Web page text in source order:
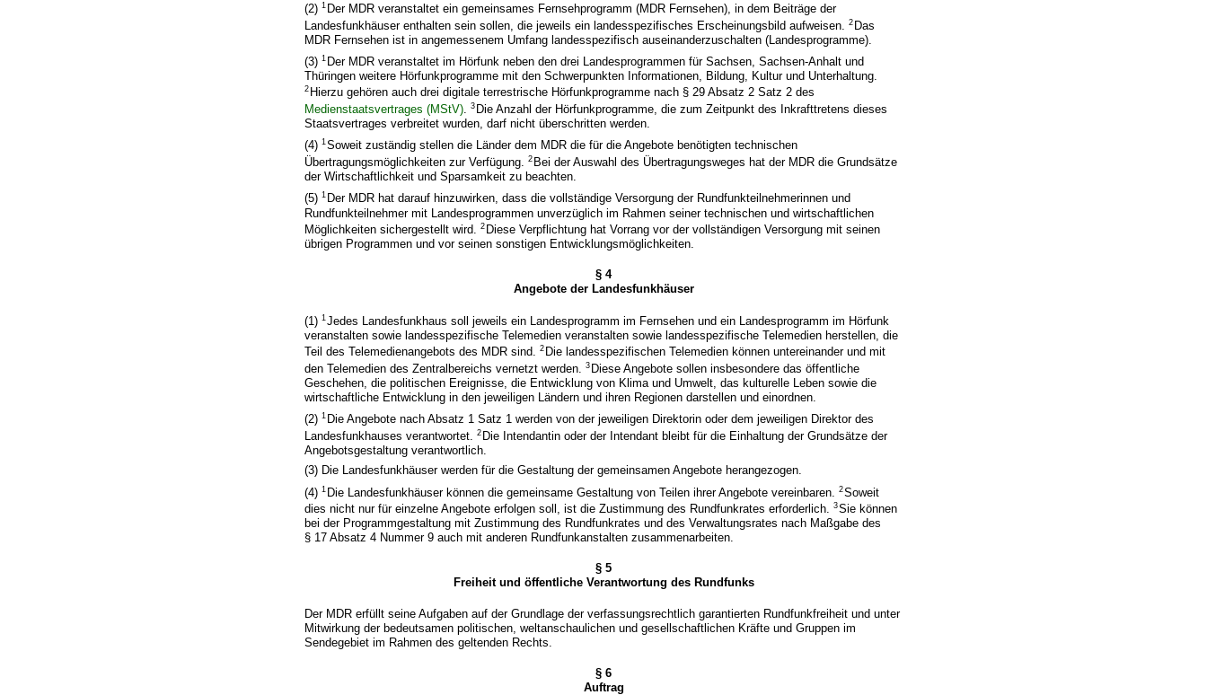
(2)1 Der MDR veranstaltet ein gemeinsames Fernsehprogramm (MDR Fernsehen), in dem Beiträge der
Landesfunkhäuser enthalten sein sollen, die jeweils ein landesspezifisches Erscheinungsbild aufweisen.2 Das
MDR Fernsehen ist in angemessenem Umfang landesspezifisch auseinanderzuschalten (Landesprogramme).
(3)1 Der MDR veranstaltet im Hörfunk neben den drei Landesprogrammen für Sachsen, Sachsen-Anhalt und
Thüringen weitere Hörfunkprogramme mit den Schwerpunkten Informationen, Bildung, Kultur und Unterhaltung.
2 Hierzu gehören auch drei digitale terrestrische Hörfunkprogramme nach § 29 Absatz 2 Satz 2 des
Medienstaatsvertrages (MStV) .3 Die Anzahl der Hörfunkprogramme, die zum Zeitpunkt des Inkrafttretens dieses
Staatsvertrages verbreitet wurden, darf nicht überschritten werden.
(4)1Soweit zuständig stellen die Länder dem MDR die für die Angebote benötigten technischen
Übertragungsmöglichkeiten zur Verfügung.2 Bei der Auswahl des Übertragungsweges hat der MDR die Grundsätze
der Wirtschaftlichkeit und Sparsamkeit zu beachten.
(5)1 Der MDR hat darauf hinzuwirken, dass die vollständige Versorgung der Rundfunkteilnehmerinnen und
Rundfunkteilnehmer mit Landesprogrammen unverzüglich im Rahmen seiner technischen und wirtschaftlichen
Möglichkeiten sichergestellt wird.2 Diese Verpflichtung hat Vorrang vor der vollständigen Versorgung mit seinen
übrigen Programmen und vor seinen sonstigen Entwicklungsmöglichkeiten.
§ 4
Angebote der Landesfunkhäuser
(1)1Jedes Landesfunkhaus soll jeweils ein Landesprogramm im Fernsehen und ein Landesprogramm im Hörfunk
veranstalten sowie landesspezifische Telemedien veranstalten sowie landesspezifische Telemedien herstellen, die
Teil des Telemedienangebots des MDR sind.2 Die landesspezifischen Telemedien können untereinander und mit
den Telemedien des Zentralbereichs vernetzt werden.3 Diese Angebote sollen insbesondere das öffentliche
Geschehen, die politischen Ereignisse, die Entwicklung von Klima und Umwelt, das kulturelle Leben sowie die
wirtschaftliche Entwicklung in den jeweiligen Ländern und ihren Regionen darstellen und einordnen.
(2)1 Die Angebote nach Absatz 1 Satz 1 werden von der jeweiligen Direktorin oder dem jeweiligen Direktor des
Landesfunkhauses verantwortet.2 Die Intendantin oder der Intendant bleibt für die Einhaltung der Grundsätze der
Angebotsgestaltung verantwortlich.
(3) Die Landesfunkhäuser werden für die Gestaltung der gemeinsamen Angebote herangezogen.
(4)1 Die Landesfunkhäuser können die gemeinsame Gestaltung von Teilen ihrer Angebote vereinbaren.2Soweit
dies nicht nur für einzelne Angebote erfolgen soll, ist die Zustimmung des Rundfunkrates erforderlich.3Sie können
bei der Programmgestaltung mit Zustimmung des Rundfunkrates und des Verwaltungsrates nach Maßgabe des
§ 17 Absatz 4 Nummer 9 auch mit anderen Rundfunkanstalten zusammenarbeiten.
§ 5
Freiheit und öffentliche Verantwortung des Rundfunks
Der MDR erfüllt seine Aufgaben auf der Grundlage der verfassungsrechtlich garantierten Rundfunkfreiheit und unter
Mitwirkung der bedeutsamen politischen, weltanschaulichen und gesellschaftlichen Kräfte und Gruppen im
Sendegebiet im Rahmen des geltenden Rechts.
§ 6
Auftrag